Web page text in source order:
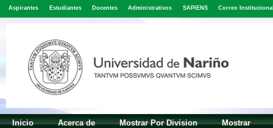
Aspirantes Estudiantes Docentes Administrativos SAPIENS Correo
Inicio Acerca de Mostrar Por Division Mostrar